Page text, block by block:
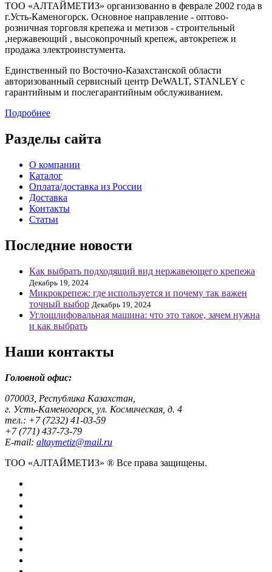
ТОО «АЛТАЙМЕТИЗ» организованно в феврале 2002 года в
г.Усть-Каменогорск. Основное направление - оптово-
розничная торговля крепежа и метизов - строительный
,нержавеющий , высокопрочный крепеж, автокрепеж и
продажа электроинстумента.
Единственный по Восточно-Казахстанской области
авторизованный сервисный центр DeWALT, STANLEY с
гарантийным и послегарантийным обслуживанием.
Подробнее
Разделы сайта
О компании
Каталог
Оплата/доставка из России
Доставка
Контакты
Статьи
Последние новости
Как выбрать подходящий вид нержавеющего крепежа
Декабрь 19, 2024
Микрокрепеж: где используется и почему так важен
точный выбор Декабрь 19, 2024
Углошлифовальная машина: что это такое, зачем нужна
и как выбрать
Наши контакты
Головной офис:
070003, Республика Казахстан,
г. Усть-Каменогорск, ул. Космическая, д. 4
тел.: +7 (7232) 41-03-59
+7 (771) 437-73-79
E-mail: altaymetiz@mail.ru
ТОО «АЛТАЙМЕТИЗ» ® Все права защищены.